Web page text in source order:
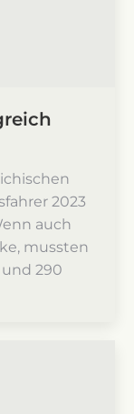
2023
auch
mussten
290